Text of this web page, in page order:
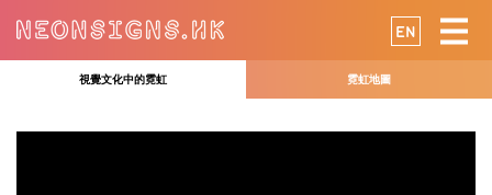
EN
視覺文化中的霓虹 霓虹地圖